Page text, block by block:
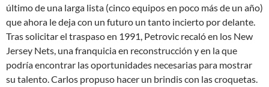
último de una larga lista (cinco equipos en poco más de un año)
que ahora le deja con un futuro un tanto incierto por delante.
Tras solicitar el traspaso en 1991, Petrovic recaló en los New
Jersey Nets, una franquicia en reconstrucción y en la que
podría encontrar las oportunidades necesarias para mostrar
su talento. Carlos propuso hacer un brindis con las croquetas.